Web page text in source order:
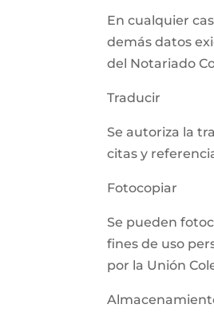
En cualquier
demás datos
del Notariado
Traducir
Se autoriza la
citas y
Fotocopiar
Se pueden
fines de uso
por la Unión